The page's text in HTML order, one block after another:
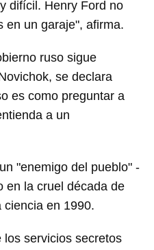
difícil. Henry Ford no
en un garaje", afirma.
ruso sigue
se declara
es como preguntar a
a un
"enemigo del pueblo" -
en la cruel década de
ciencia en 1990.
servicios secretos